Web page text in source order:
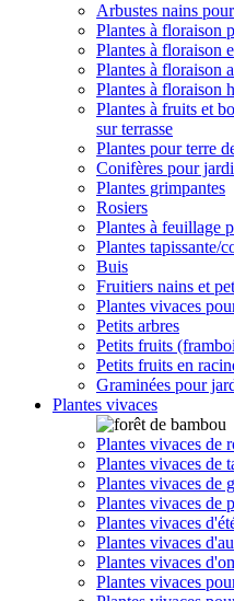
Arbustes nains
Plantes à floraison
Plantes à floraison
Plantes à floraison
Plantes à floraison
Plantes à fruits et
sur terrasse
Plantes pour terre
Conifères pour
Plantes grimpantes
Rosiers
Plantes à feuillage
Plantes tapissante/
Buis
Fruitiers nains et
Plantes vivaces
Petits arbres
Petits fruits
Petits fruits en
Graminées pour
Plantes vivaces
Plantes vivaces de
Plantes vivaces de
Plantes vivaces de
Plantes vivaces de
Plantes vivaces
Plantes vivaces
Plantes vivaces
Plantes vivaces